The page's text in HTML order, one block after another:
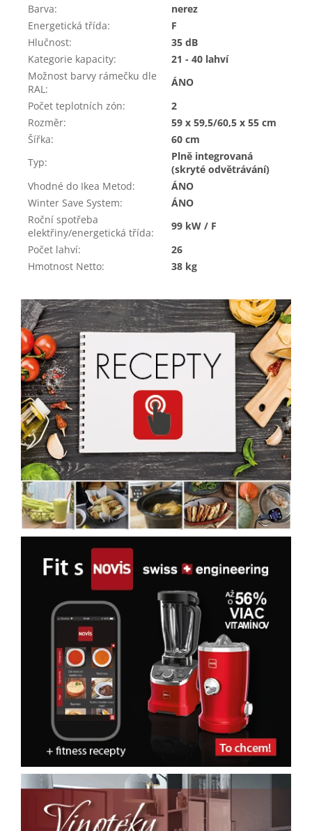
Barva:
nerez
Energetická třída:
F
Hlučnost:
35 dB
Kategorie kapacity:
21 - 40 lahví
Možnost barvy rámečku dle
RAL:
ÁNO
Počet teplotních zón:
2
Rozměr:
59 x 59,5/60,5 x 55 cm
Šířka:
60 cm
Typ:
Plně integrovaná
(skryté odvětrávání)
Vhodné do Ikea Metod:
ÁNO
Winter Save System:
ÁNO
Roční spotřeba
elektřiny/energetická třída:
99 kW / F
Počet lahví:
26
Hmotnost Netto: 38 kg